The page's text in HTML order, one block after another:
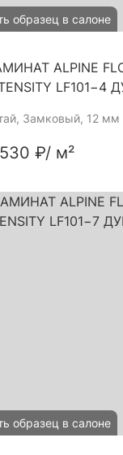
образец в салоне
ALPINE
LF101−4
, Замковый, 12 мм
₽/ м²
образец в салоне